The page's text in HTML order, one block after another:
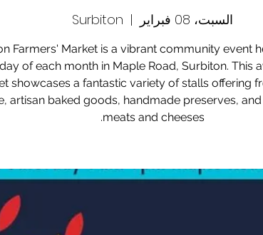
السبت، 08 فبراير
  |
Surbiton
Farmers' Market is a vibrant community event
of each month in Maple Road, Surbiton. This
showcases a fantastic variety of stalls offering
artisan baked goods, handmade preserves,
meats and cheeses.